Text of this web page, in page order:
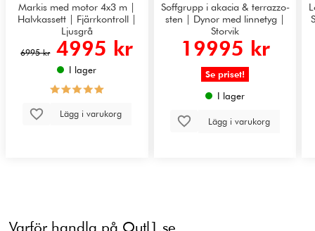
Markis med motor 4x3 m |
Halvkassett | Fjärrkontroll |
Ljusgrå
6995 kr 4995 kr
I lager
Lägg i varukorg
Soffgrupp i akacia & terrazzo-
sten | Dynor med linnetyg |
Storvik
19995 kr
Se priset!
I lager
Lägg i varukorg
Varför handla på Outl1.se